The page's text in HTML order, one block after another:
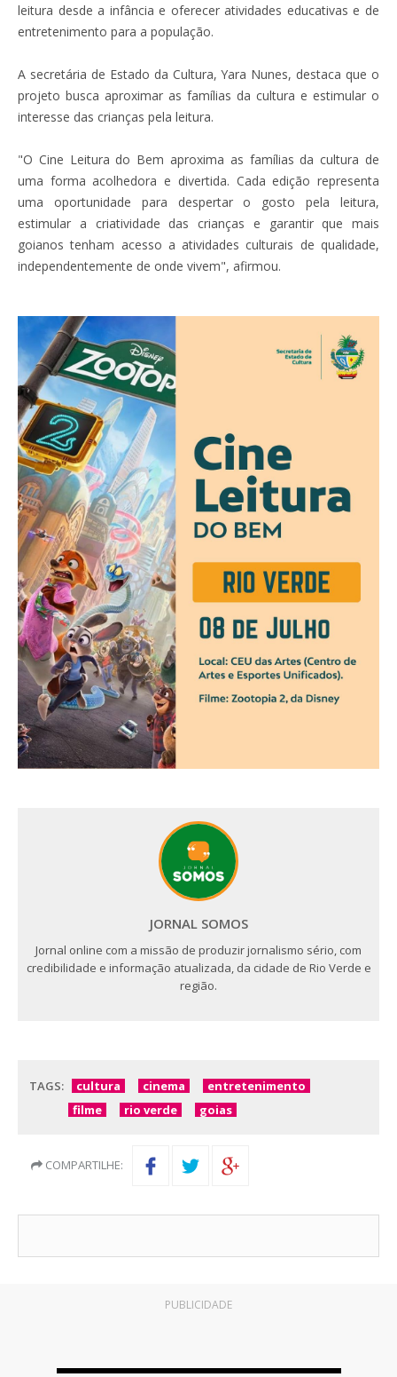
leitura desde a infância e oferecer atividades educativas e de
entretenimento para a população.
A secretária de Estado da Cultura, Yara Nunes, destaca que o
projeto busca aproximar as famílias da cultura e estimular o
interesse das crianças pela leitura.
"O Cine Leitura do Bem aproxima as famílias da cultura de
uma forma acolhedora e divertida. Cada edição representa
uma oportunidade para despertar o gosto pela leitura,
estimular a criatividade das crianças e garantir que mais
goianos tenham acesso a atividades culturais de qualidade,
independentemente de onde vivem", afirmou.
JORNAL SOMOS
Jornal online com a missão de produzir jornalismo sério, com
credibilidade e informação atualizada, da cidade de Rio Verde e
região.
TAGS: cultura cinema
entretenimento
filme
rio verde goias
COMPARTILHE:
PUBLICIDADE